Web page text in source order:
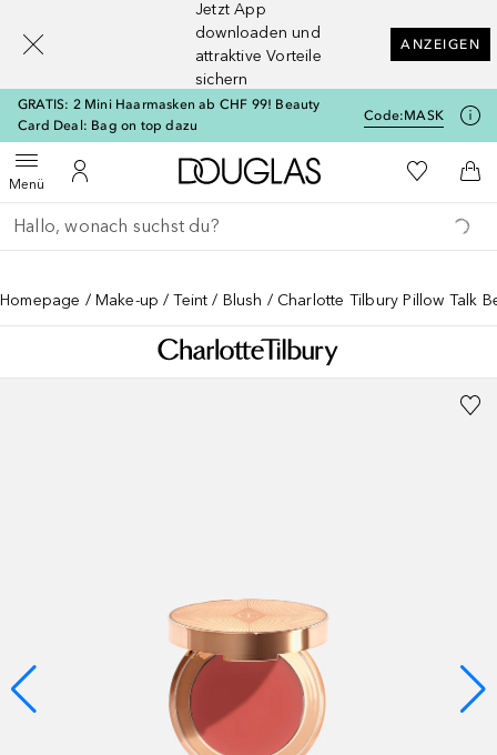
Jetzt App
downloaden und
attraktive Vorteile
sichern
ANZEIGEN
GRATIS: 2 Mini Haarmasken ab CHF 99! Beauty
Card Deal: Bag on top dazu
Code:MASK
MenüMenü öffnenZu Meinem Kundenkonto
Zur Douglas Startseite
Zu Meiner
Gehe zurück
Suche ausführen
Homepage Make-up Teint Blush Charlotte Tilbury Pillow Talk
[navigation.slideout.screenreader]